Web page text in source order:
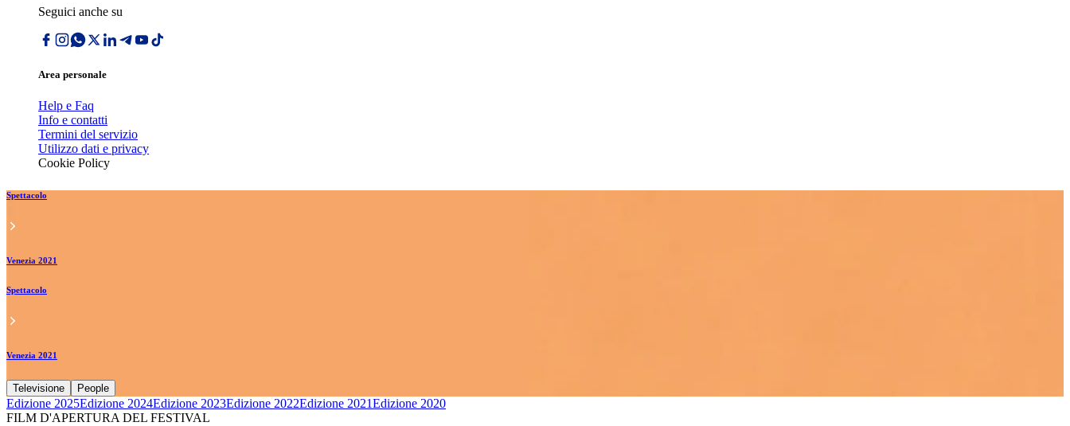
Seguici anche su
Area personale
Help e Faq
Info e contatti
Termini del servizio
Utilizzo dati e privacy
Cookie Policy
Spettacolo
Venezia 2021
Spettacolo
Venezia 2021
Televisione People
Edizione 2025Edizione 2024Edizione 2023Edizione 2022Edizione 2021Edizione 2020
FILM D'APERTURA DEL FESTIVAL